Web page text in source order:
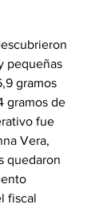
pequeñas
gramos
gramos de
fue
Vera,
quedaron
fiscal